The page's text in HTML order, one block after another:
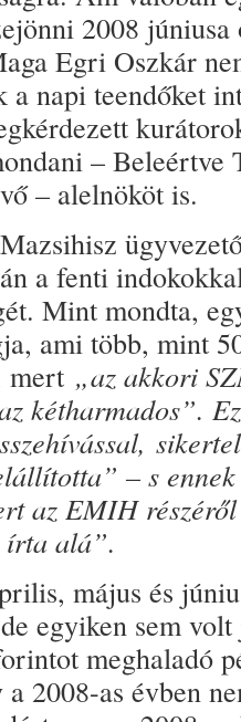
2008
Egri Oszkár
a napi teendőket
– Beleértve
– alelnököt is.
a fenti
Mint mondta,
ami több, mint
mert „az akkori
kétharmados”.
– s
az EMIH
írta alá”.
május és
egyiken sem
meghaladó
2008-as évben